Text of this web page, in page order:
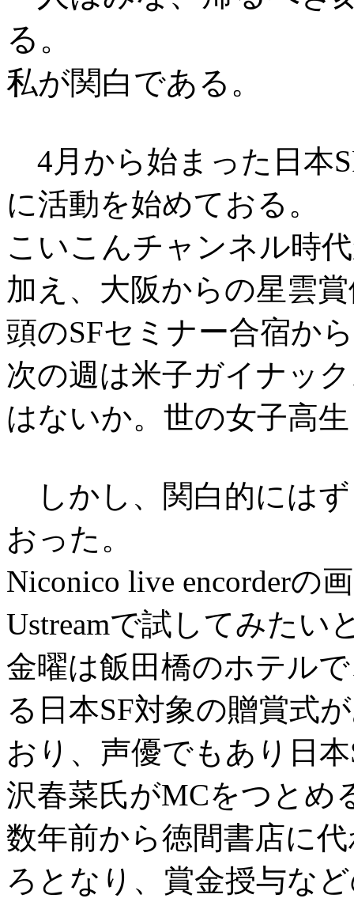
る。
私が関白である 。
4月から始まった日本
に活動を始めておる。
こいこんチャンネル時
加え、大阪からの星雲
頭のSFセミナー合宿か
次の週は米子ガイナッ
はないか。世の女子高
しかし、関白的には
おった。
Niconico live encorderの
Ustreamで試してみたい
金曜は飯田橋のホテル
る日本SF対象の贈賞式
おり、声優でもあり日
沢春菜氏がMCをつとめ
数年前から徳間書店に
ろとなり、賞金授与な